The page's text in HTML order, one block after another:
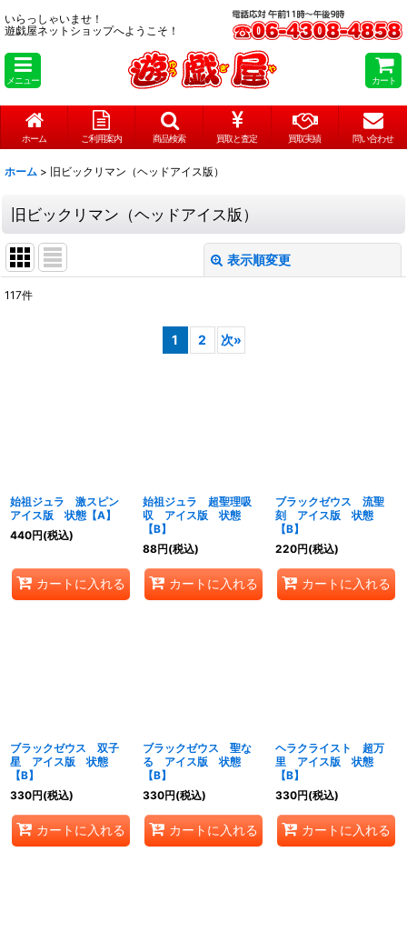
いらっしゃいませ！
遊戯屋ネットショップへようこそ！
メニュー カート
ホーム ご利用案内 商品検索 買取と査定 買取実績 問い合わせ
ホーム > 旧ビックリマン（ヘッドアイス版）
旧ビックリマン（ヘッドアイス版）
表示順変更
117件
1 2 次»
始祖ジュラ 激スピン
アイス版 状態【A】
440円(税込)
カートに入れる
始祖ジュラ 超聖理吸
収 アイス版 状態
【B】
88円(税込)
カートに入れる
ブラックゼウス 流聖
刻 アイス版 状態
【B】
220円(税込)
カートに入れる
ブラックゼウス 双子
星 アイス版 状態
【B】
330円(税込)
カートに入れる
ブラックゼウス 聖な
る アイス版 状態
【B】
330円(税込)
カートに入れる
ヘラクライスト 超万
里 アイス版 状態
【B】
330円(税込)
カートに入れる